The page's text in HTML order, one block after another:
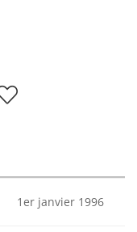
1er janvier 1996